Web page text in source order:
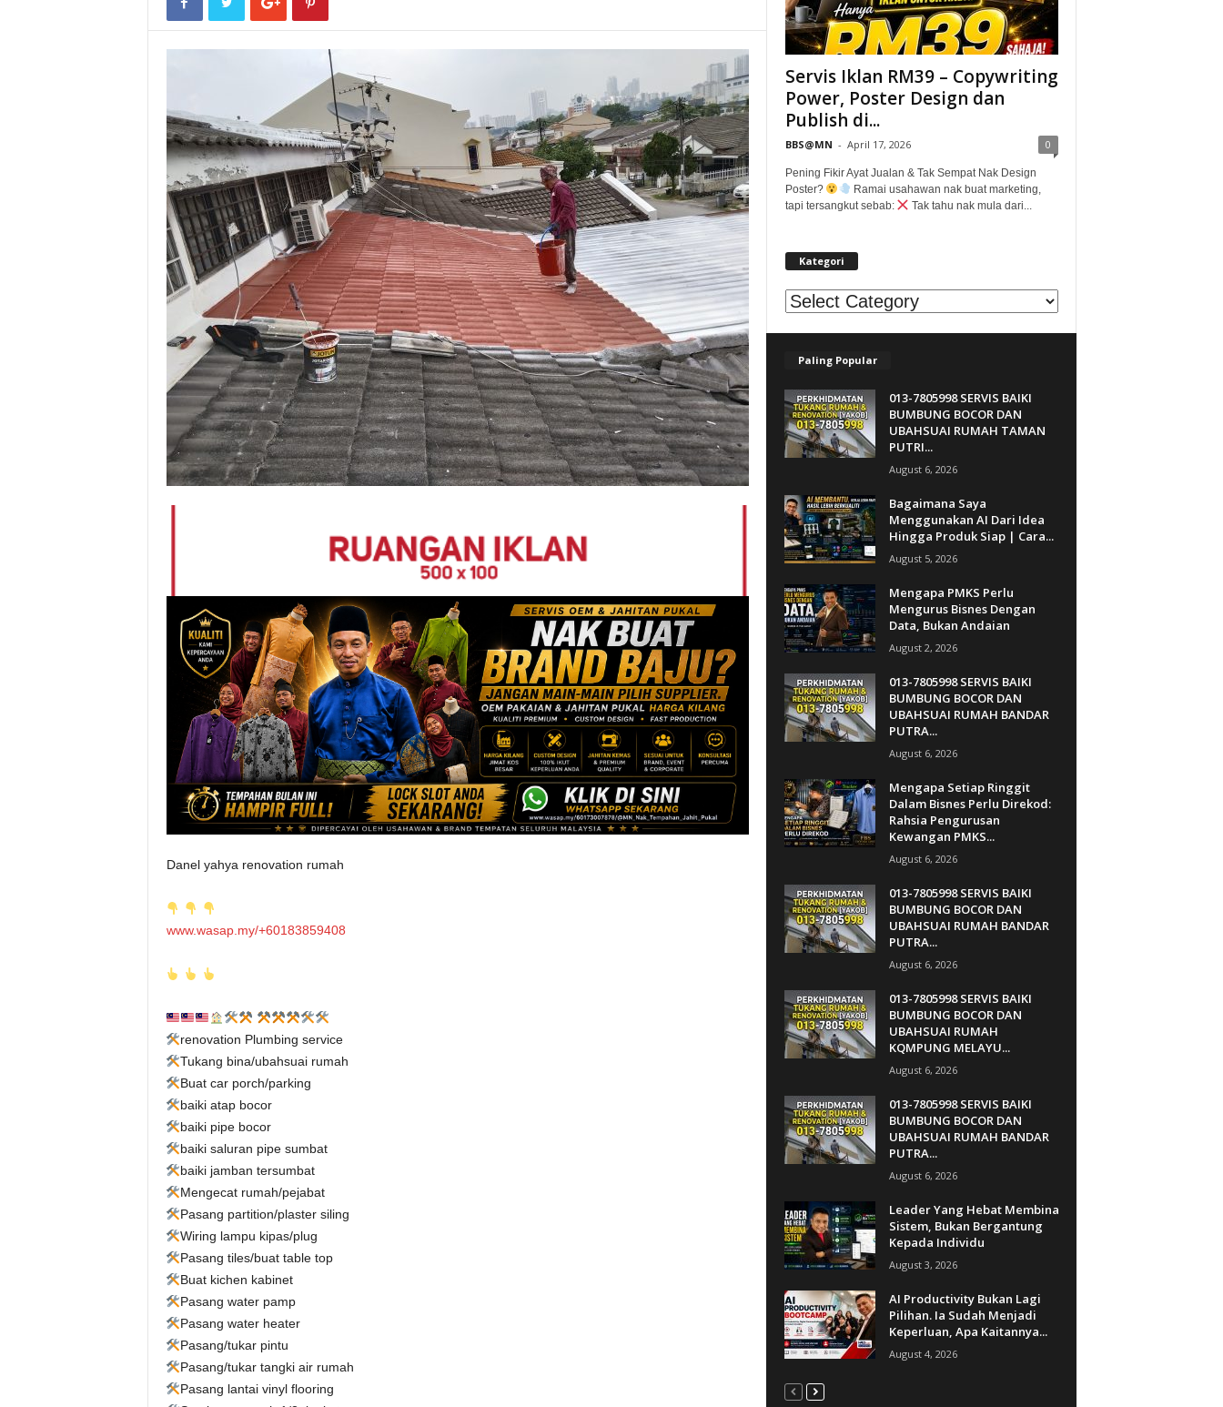
Danel yahya renovation rumah
www.wasap.my/+60183859408
renovation Plumbing service
Tukang bina/ubahsuai rumah
Buat car porch/parking
baiki atap bocor
baiki pipe bocor
baiki saluran pipe sumbat
baiki jamban tersumbat
Mengecat rumah/pejabat
Pasang partition/plaster siling
Wiring lampu kipas/plug
Pasang tiles/buat table top
Buat kichen kabinet
Pasang water pamp
Pasang water heater
Pasang/tukar pintu
Pasang/tukar tangki air rumah
Pasang lantai vinyl flooring
Servis Iklan RM39 – Copywriting
Power, Poster Design dan
Publish di...
BBS@MN - April 17, 2026 0
Pening Fikir Ayat Jualan & Tak Sempat Nak Design
Poster?
Ramai usahawan nak buat marketing,
tapi tersangkut sebab:
Tak tahu nak mula dari...
Kategori
Kategori
Paling Popular
013-7805998 SERVIS BAIKI
BUMBUNG BOCOR DAN
UBAHSUAI RUMAH TAMAN
PUTRI...
August 6, 2026
Bagaimana Saya
Menggunakan AI Dari Idea
Hingga Produk Siap | Cara...
August 5, 2026
Mengapa PMKS Perlu
Mengurus Bisnes Dengan
Data, Bukan Andaian
August 2, 2026
013-7805998 SERVIS BAIKI
BUMBUNG BOCOR DAN
UBAHSUAI RUMAH BANDAR
PUTRA...
August 6, 2026
Mengapa Setiap Ringgit
Dalam Bisnes Perlu Direkod:
Rahsia Pengurusan
Kewangan PMKS...
August 6, 2026
013-7805998 SERVIS BAIKI
BUMBUNG BOCOR DAN
UBAHSUAI RUMAH BANDAR
PUTRA...
August 6, 2026
013-7805998 SERVIS BAIKI
BUMBUNG BOCOR DAN
UBAHSUAI RUMAH
KQMPUNG MELAYU...
August 6, 2026
013-7805998 SERVIS BAIKI
BUMBUNG BOCOR DAN
UBAHSUAI RUMAH BANDAR
PUTRA...
August 6, 2026
Leader Yang Hebat Membina
Sistem, Bukan Bergantung
Kepada Individu
August 3, 2026
AI Productivity Bukan Lagi
Pilihan. Ia Sudah Menjadi
Keperluan, Apa Kaitannya...
August 4, 2026